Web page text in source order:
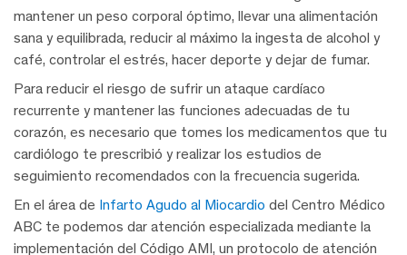
mantener un peso corporal óptimo, llevar una alimentación
sana y equilibrada, reducir al máximo la ingesta de alcohol y
café, controlar el estrés, hacer deporte y dejar de fumar.
Para reducir el riesgo de sufrir un ataque cardíaco
recurrente y mantener las funciones adecuadas de tu
corazón, es necesario que tomes los medicamentos que tu
cardiólogo te prescribió y realizar los estudios de
seguimiento recomendados con la frecuencia sugerida.
En el área de Infarto Agudo al Miocardio del Centro Médico
ABC te podemos dar atención especializada mediante la
implementación del Código AMI, un protocolo de atención